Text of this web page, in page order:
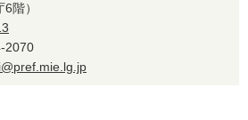
階）
2070